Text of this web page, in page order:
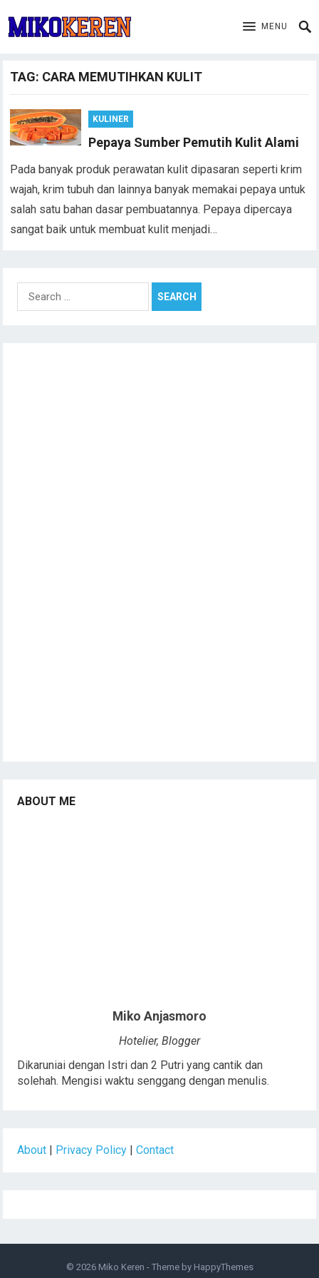
MENU
TAG: CARA MEMUTIHKAN KULIT
KULINER
Pepaya Sumber Pemutih Kulit Alami
Pada banyak produk perawatan kulit dipasaran seperti krim
wajah, krim tubuh dan lainnya banyak memakai pepaya untuk
salah satu bahan dasar pembuatannya. Pepaya dipercaya
sangat baik untuk membuat kulit menjadi…
Search
for:
ABOUT ME
Miko Anjasmoro
Hotelier, Blogger
Dikaruniai dengan Istri dan 2 Putri yang cantik dan
solehah. Mengisi waktu senggang dengan menulis.
About Privacy Policy |Contact
© 2026 Miko Keren - Theme by HappyThemes